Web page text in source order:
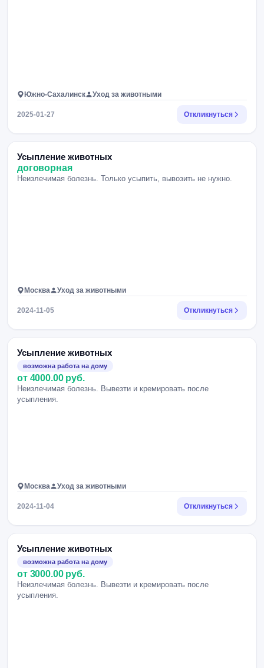
Южно-Сахалинск Уход за животными
2025-01-27 Откликнуться
Усыпление животных
договорная
Неизлечимая болезнь. Только усыпить, вывозить не нужно.
Москва Уход за животными
2024-11-05 Откликнуться
Усыпление животных
возможна работа на дому
от 4000.00 руб.
Неизлечимая болезнь. Вывезти и кремировать после
усыпления.
Москва Уход за животными
2024-11-04 Откликнуться
Усыпление животных
возможна работа на дому
от 3000.00 руб.
Неизлечимая болезнь. Вывезти и кремировать после
усыпления.